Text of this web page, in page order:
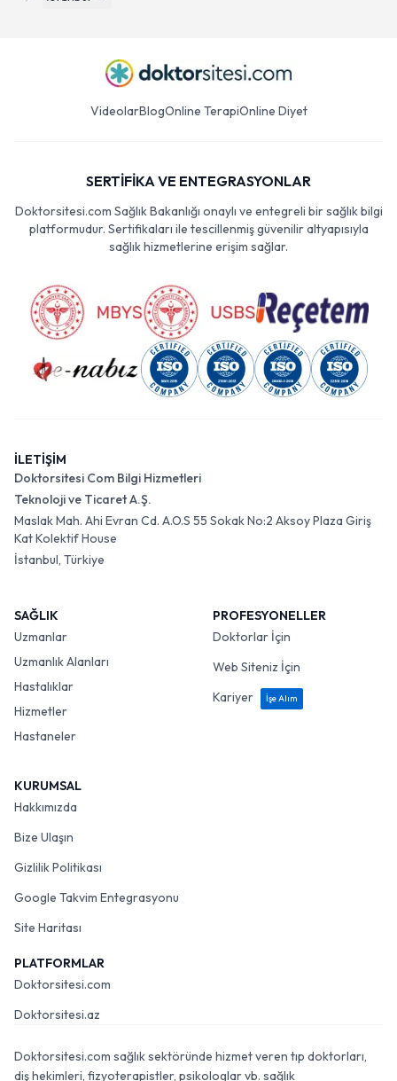
VideolarBlogOnline TerapiOnline Diyet
SERTİFİKA VE ENTEGRASYONLAR
Doktorsitesi.com Sağlık Bakanlığı onaylı ve entegreli bir sağlık bilgi
platformudur. Sertifikaları ile tescillenmiş güvenilir altyapısıyla
sağlık hizmetlerine erişim sağlar.
İLETİŞİM
Doktorsitesi Com Bilgi Hizmetleri
Teknoloji ve Ticaret A.Ş.
Maslak Mah. Ahi Evran Cd. A.O.S 55 Sokak No:2 Aksoy Plaza Giriş
Kat Kolektif House
İstanbul, Türkiye
SAĞLIK
Uzmanlar
Uzmanlık Alanları
Hastalıklar
Hizmetler
Hastaneler
PROFESYONELLER
Doktorlar İçin
Web Siteniz İçin
Kariyer
İşe Alım
KURUMSAL
Hakkımızda
Bize Ulaşın
Gizlilik Politikası
Google Takvim Entegrasyonu
Site Haritası
PLATFORMLAR
Doktorsitesi.com
Doktorsitesi.az
Doktorsitesi.com sağlık sektöründe hizmet veren tıp doktorları,
diş hekimleri, fizyoterapistler, psikologlar vb. sağlık